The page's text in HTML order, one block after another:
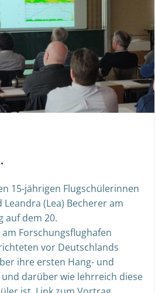
15-jährigen Flugschülerinnen
(Lea) Becherer am
auf dem 20.
Forschungsflughafen
vor Deutschlands
ihre ersten Hang- und
darüber wie lehrreich diese